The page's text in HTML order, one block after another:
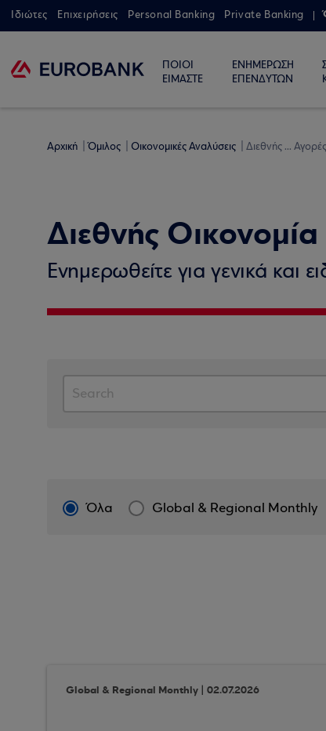
Ιδιώτες Επιχειρήσεις Personal Banking Private Banking
ΠΟΙΟΙ
ΕΙΜΑΣΤΕ
ΕΝΗΜΕΡΩΣΗ
ΕΠΕΝΔΥΤΩΝ
Αρχική Όμιλος Οικονομικές Αναλύσεις Διεθνής ... Αγορές
Διεθνής
Ενημερωθείτε για γενικά και
Όλα Global & Regional Monthly
Global & Regional Monthly | 02.07.2026